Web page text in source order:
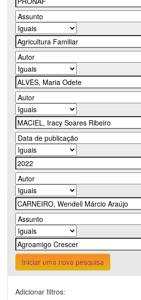
Iniciar uma nova pesquisa
Adicionar filtros: